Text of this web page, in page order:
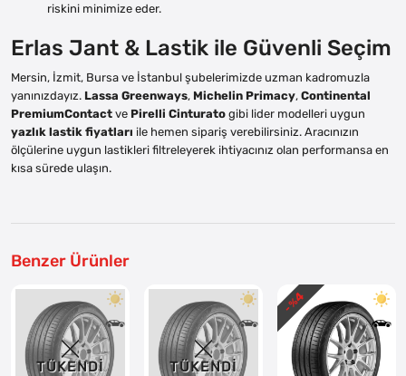
riskini minimize eder.
Erlas Jant & Lastik ile Güvenli Seçim
Mersin, İzmit, Bursa ve İstanbul şubelerimizde uzman kadromuzla
yanınızdayız. Lassa Greenways, Michelin Primacy, Continental
PremiumContact ve Pirelli Cinturato gibi lider modelleri uygun
yazlık lastik fiyatları ile hemen sipariş verebilirsiniz. Aracınızın
ölçülerine uygun lastikleri filtreleyerek ihtiyacınız olan performansa en
kısa sürede ulaşın.
Benzer Ürünler
TÜKENDI TÜKENDI
- %
4